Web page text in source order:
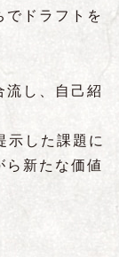
でドラフトを
流し、自己紹
示した課題に
ら新たな価値